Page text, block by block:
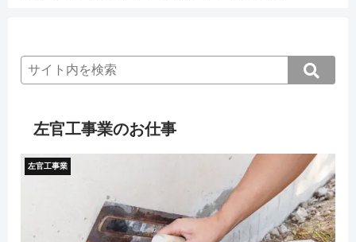
左官工事業のお仕事
左官工事業